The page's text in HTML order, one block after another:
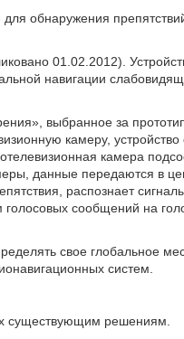
для обнаружения
01.02.2012).
навигации
выбранное за
камеру, устройство
камера
данные передаются в
распознает
голосовых сообщений на
свое глобальное
систем.
существующим решениям.